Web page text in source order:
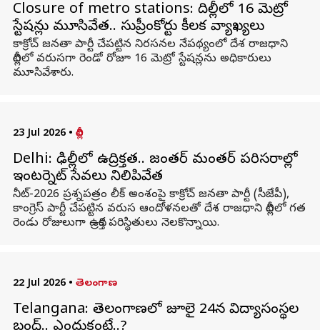
Closure of metro stations: దిల్లీలో 16 మెట్రో
స్టేషన్లు మూసివేత.. సుప్రీంకోర్టు కీలక వ్యాఖ్యలు
కాక్రోచ్ జనతా పార్టీ చేపట్టిన నిరసనల నేపథ్యంలో దేశ రాజధాని
దిల్లీలో వరుసగా రెండో రోజూ 16 మెట్రో స్టేషన్లను అధికారులు
మూసివేశారు.
23 Jul 2026 • దిల్లీ
Delhi: ఢిల్లీలో ఉద్రిక్తత.. జంతర్ మంతర్ పరిసరాల్లో
ఇంటర్నెట్ సేవలు నిలిపివేత
నీట్-2026 ప్రశ్నపత్రం లీక్ అంశంపై కాక్రోచ్ జనతా పార్టీ (సీజేపీ),
కాంగ్రెస్ పార్టీ చేపట్టిన వరుస ఆందోళనలతో దేశ రాజధాని దిల్లీలో గత
రెండు రోజులుగా ఉద్రిక్త పరిస్థితులు నెలకొన్నాయి.
22 Jul 2026 • తెలంగాణ
Telangana: తెలంగాణలో జూలై 24న విద్యాసంస్థల